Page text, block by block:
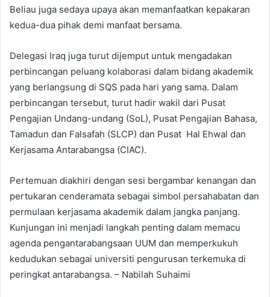
Beliau juga sedaya upaya akan memanfaatkan kepakaran
kedua-dua pihak demi manfaat bersama.
Delegasi Iraq juga turut dijemput untuk mengadakan
perbincangan peluang kolaborasi dalam bidang akademik
yang berlangsung di SQS pada hari yang sama. Dalam
perbincangan tersebut, turut hadir wakil dari Pusat
Pengajian Undang-undang (SoL), Pusat Pengajian Bahasa,
Tamadun dan Falsafah (SLCP) dan Pusat Hal Ehwal dan
Kerjasama Antarabangsa (CIAC).
Pertemuan diakhiri dengan sesi bergambar kenangan dan
pertukaran cenderamata sebagai simbol persahabatan dan
permulaan kerjasama akademik dalam jangka panjang.
Kunjungan ini menjadi langkah penting dalam memacu
agenda pengantarabangsaan UUM dan memperkukuh
kedudukan sebagai universiti pengurusan terkemuka di
peringkat antarabangsa. – Nabilah Suhaimi